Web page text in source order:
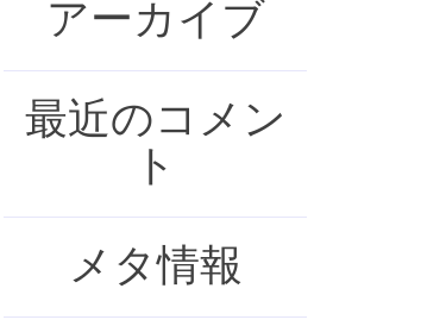
アーカイブ
最近のコメン
ト
メタ情報